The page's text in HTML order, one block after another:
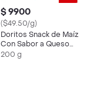
$ 9900
($49.50/g)
Doritos Snack de Maíz
Con Sabor a Queso
200 g
200 g